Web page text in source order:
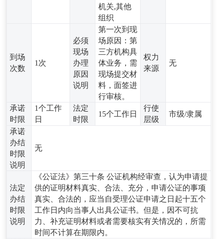
机关,其他
组织
到场
次数
1次
必须
现场
办理
原因
说明
第一次到现
场原因：第
三方机构具
体业务，需
现场提交材
料，面签进
行审核。
权力
来源
无
承诺
时限
1个工作
日
法定
时限
15个工作日
行使
层级
市级/隶属
承诺
办结
时限
说明
无
法定
办结
时限
说明
《公证法》第三十条 公证机构经审查，认为申请提
供的证明材料真实、合法、充分，申请公证的事项
真实、合法的，应当自受理公证申请之日起十五个
工作日内向当事人出具公证书。但是，因不可抗
力、补充证明材料或者需要核实有关情况的，所需
时间不计算在期限内。